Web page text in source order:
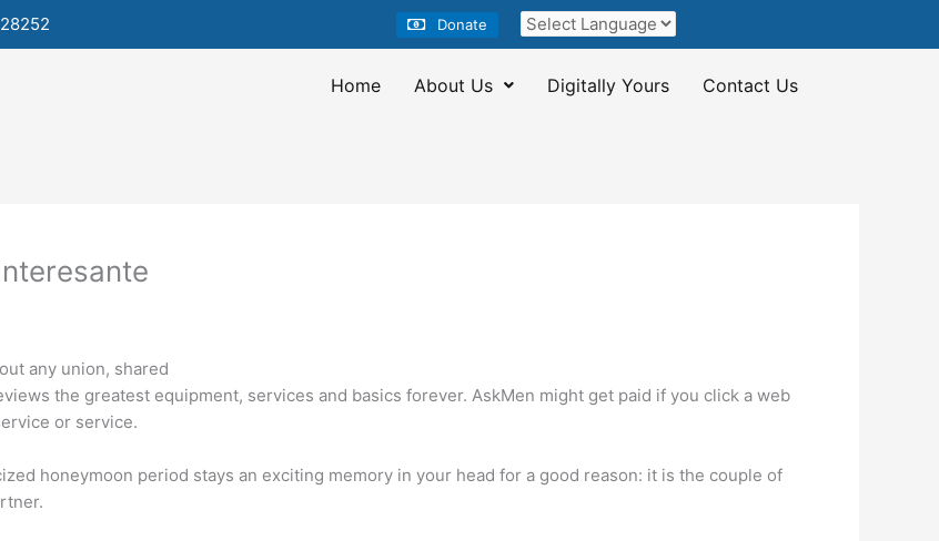
Donate
Home About Us Digitally Yours Contact Us
any union, shared
the greatest equipment, services and basics forever. AskMen might get paid if you click a web
or service.
honeymoon period stays an exciting memory in your head for a good reason: it is the couple of